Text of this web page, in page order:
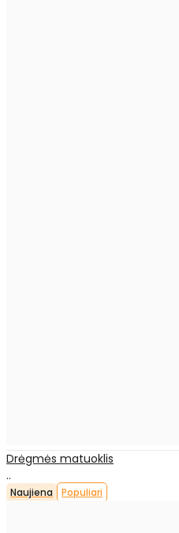
Drėgmės matuoklis
..
Naujiena Populiari